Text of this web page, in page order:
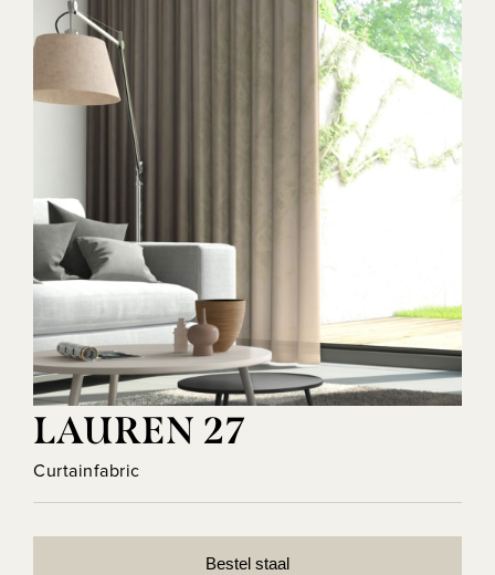
LAUREN 27
Curtainfabric
Bestel staal